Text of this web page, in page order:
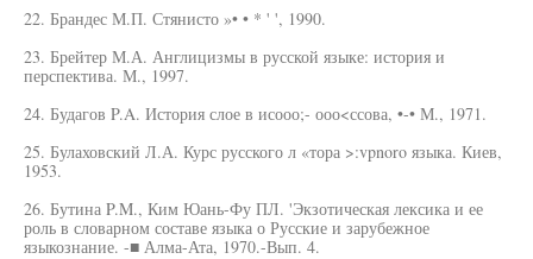
22. Брандес М.П. Стянисто »• • * ' ', 1990.
23. Брейтер М.А. Англицизмы в русской языке: история и
перспектива. М., 1997.
24. Будагов P.A. История слое в исооо;- ооо<ссова, •-• М., 1971.
25. Булаховский Л.А. Курс русского л «тора >:vpnoro языка. Киев,
1953.
26. Бутина P.M., Ким Юань-Фу ПЛ. 'Экзотическая лексика и ее
роль в словарном составе языка о Русские и зарубежное
языкознание. -■ Алма-Ата, 1970.-Вып. 4.